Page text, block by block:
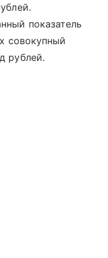
показатель
совокупный
рублей.